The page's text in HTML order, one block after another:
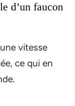
d’un faucon
vitesse
ce qui en